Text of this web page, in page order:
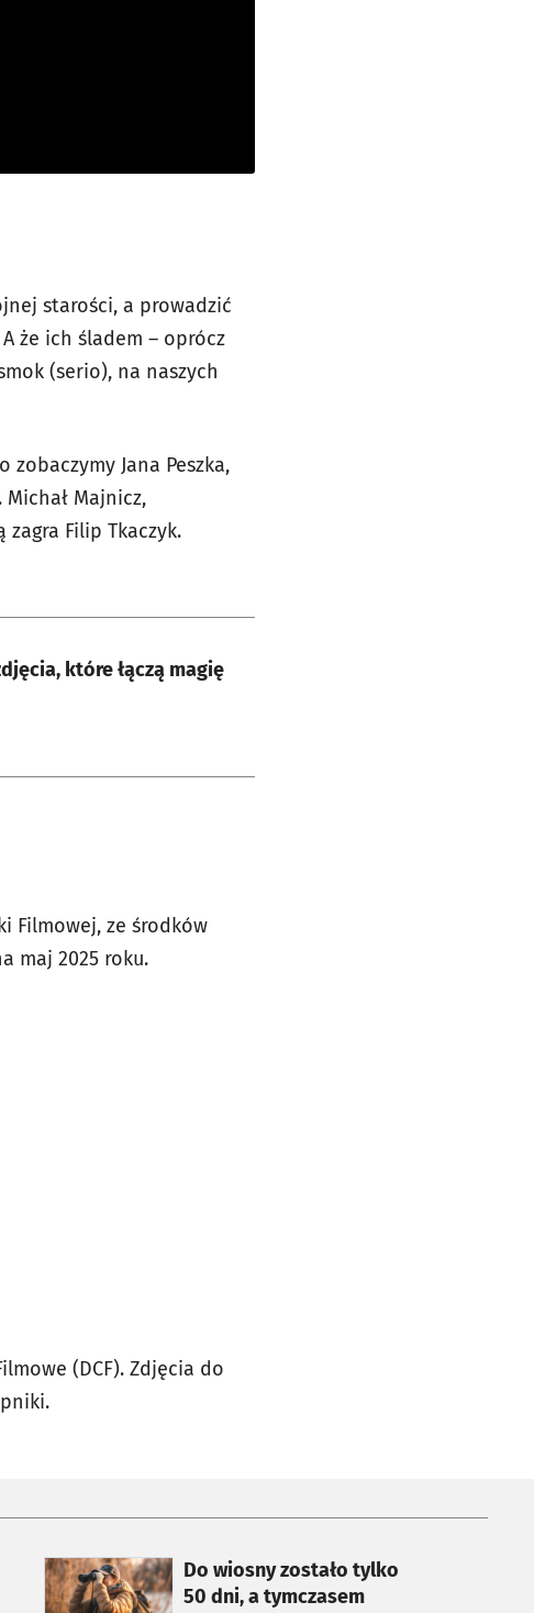
starości, a prowadzić
że ich śladem – oprócz
(serio), na naszych
Jana Peszka,
Majnicz,
zagra Filip Tkaczyk.
które łączą magię
Filmowej, ze środków
maj 2025 roku.
(DCF). Zdjęcia do
Do wiosny zostało tylko
50 dni, a tymczasem
otworzy się w nowej karcie